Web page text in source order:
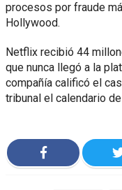
procesos por fraude
Hollywood.
Netflix recibió 44
que nunca llegó a la
compañía calificó el
tribunal el calendario